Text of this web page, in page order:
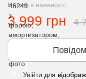
Немає в наявності
3 999 грн 4
Увійти для